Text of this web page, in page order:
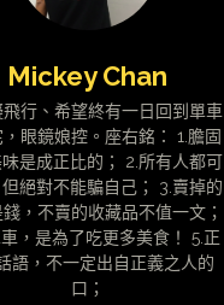
Mickey Chan
飛行、希望終有一日回到單車
，眼鏡娘控。座右銘： 1.膽固
是成正比的； 2.所有人都可
絕對不能騙自己； 3.賣掉的
，不賣的收藏品不值一文；
，是為了吃更多美食！ 5.正
語，不一定出自正義之人的
口；